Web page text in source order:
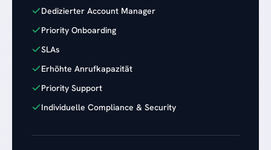
Dedizierter Account Manager
Priority Onboarding
SLAs
Erhöhte Anrufkapazität
Priority Support
Individuelle Compliance & Security